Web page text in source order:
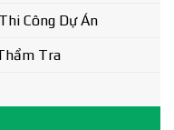
Công Dự Án
Tra